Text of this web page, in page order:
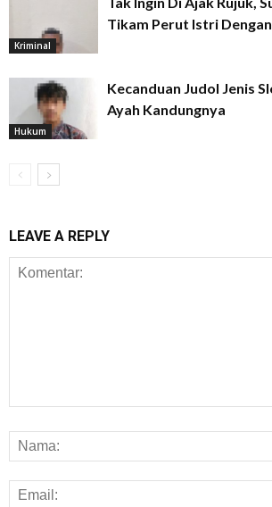
Kriminal
Tikam Perut Istri
Hukum
Kecanduan Judol Jenis
Ayah Kandungnya
LEAVE A REPLY